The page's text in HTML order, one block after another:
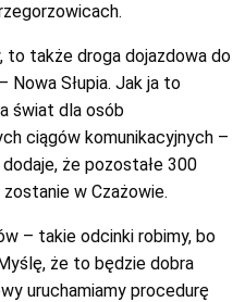
to także droga dojazdowa do
Nowa Słupia. Jak ja to
świat dla osób
ciągów komunikacyjnych –
że pozostałe 300
w Czażowie.
– takie odcinki robimy, bo
że to będzie dobra
uruchamiamy procedurę